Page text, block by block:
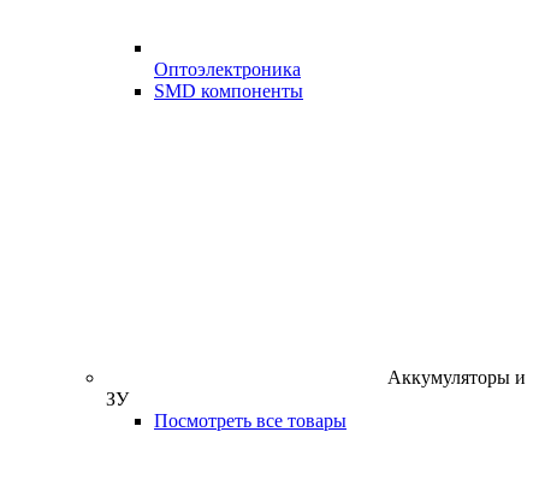
Оптоэлектроника
SMD компоненты
Аккумуляторы и
ЗУ
Посмотреть все товары